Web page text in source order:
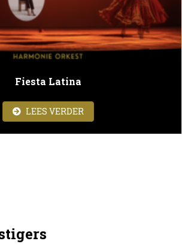
Fiesta Latina
LEES VERDERABOUT FIESTA LATINA